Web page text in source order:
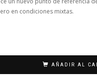
en condiciones mixtas.
AÑADIR AL